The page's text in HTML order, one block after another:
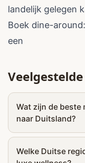
landelijk gelegen
Boek dine-
een
Wat zijn de beste
naar Duitsland?
Welke Duitse